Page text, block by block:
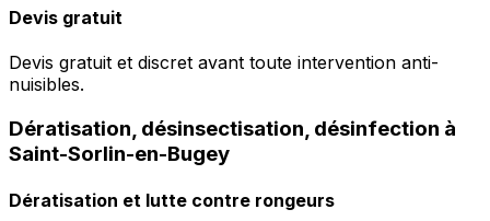
Devis gratuit
Devis gratuit et discret avant toute intervention anti-
nuisibles.
Dératisation, désinsectisation, désinfection à
Saint-Sorlin-en-Bugey
Dératisation et lutte contre rongeurs